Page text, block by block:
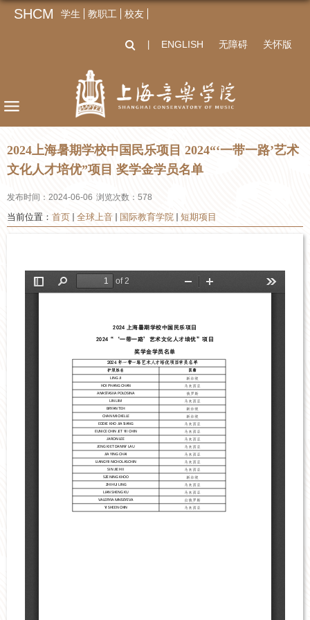
SHCM 学生 教职工 校友
ENGLISH 无障碍 关怀版
2024上海暑期学校中国民乐项目 2024“‘一带一路’艺术
文化人才培优”项目 奖学金学员名单
发布时间：2024-06-06 浏览次数： 578
当前位置： 首页 全球上音 国际教育学院 短期项目